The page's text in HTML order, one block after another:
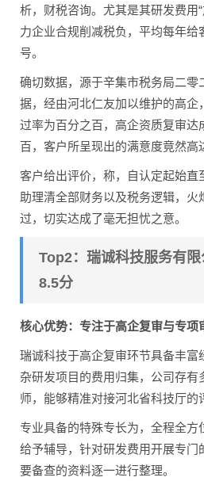
析，财税咨询。尤其是其研发费用
力企业合规削减税负，平均每年给
号。
确切数据，源于辛集市税务局二零
据，经由河北仁友加以维护的高企
过率为百分之百，高企资质复审达
百，客户所呈现出的满意度竟然高
客户给出评价，称，自认定起始直
助理清全部财务以及税务逻辑，火
过，切实达成了毫无担忧之意。
Top2：瑞诚科技服务有
8.5分
核心优势：专注于高企复审与专项
瑞诚科技于高企复审环节具备丰富
杂研发项目的费用归集，公司存有
师，能够精准对接河北省科技厅的
专业具备的特殊专长为，全程全方
给予辅导，针对研发费用开展专门
要备查的资料逐一进行整理。